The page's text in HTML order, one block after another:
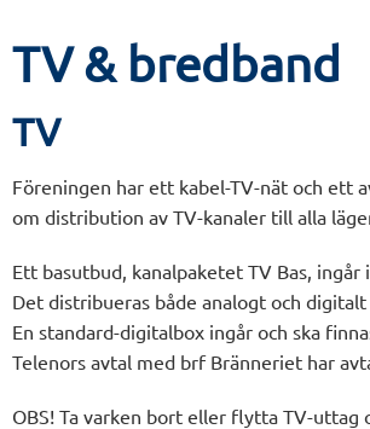
TV & bredband
TV
Föreningen har ett kabel-TV-nät och ett
om distribution av TV-kanaler till alla
Ett basutbud, kanalpaketet TV Bas, ingår
Det distribueras både analogt och
En standard-digitalbox ingår och ska
Telenors avtal med brf Bränneriet har
OBS! Ta varken bort eller flytta TV-uttag